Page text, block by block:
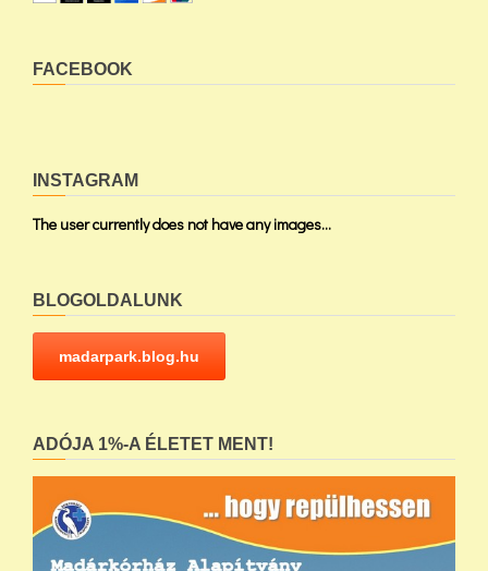
FACEBOOK
INSTAGRAM
The user currently does not have any images...
BLOGOLDALUNK
madarpark.blog.hu
ADÓJA 1%-A ÉLETET MENT!